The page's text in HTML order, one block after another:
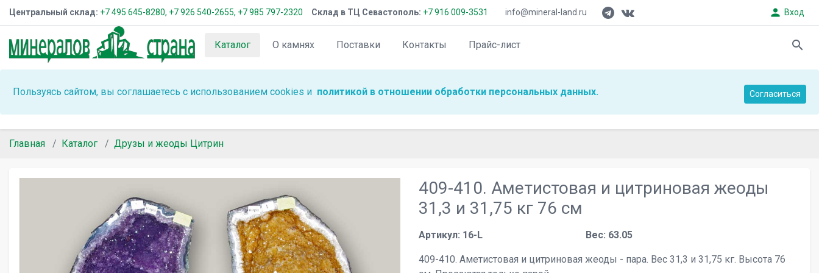
Центральный склад: +7 495 645-8280, +7 926 540-2655, +7 985 797-2320 Склад в ТЦ Севастополь: +7 916 009-3531 info@mineral-land.ru person Вход
Каталог О камнях Поставки Контакты Прайс-лист search
Пользуясь сайтом, вы соглашаетесь с использованием cookies и политикой в отношении обработки персональных данных. Согласиться
Главная Каталог Друзы и жеоды Цитрин
409-410. Аметистовая и цитриновая жеоды
31,3 и 31,75 кг 76 см
Артикул: 16-L Вес: 63.05
409-410. Аметистовая и цитриновая жеоды - пара. Вес 31,3 и 31,75 кг. Высота 76